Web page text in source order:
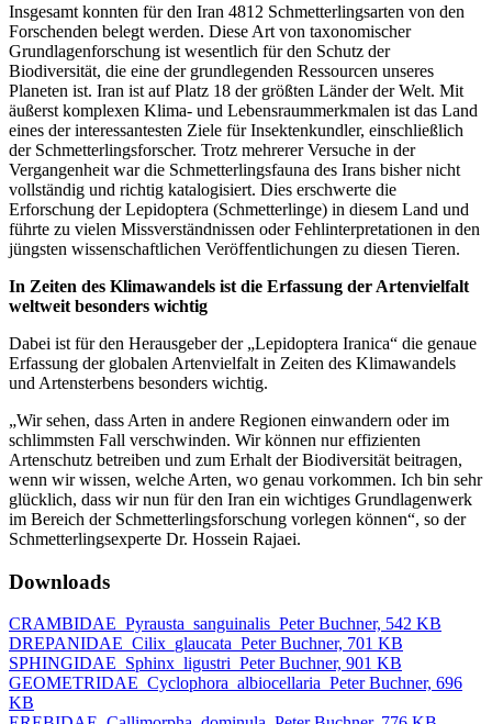
Insgesamt konnten für den Iran 4812 Schmetterlingsarten von den
Forschenden belegt werden. Diese Art von taxonomischer
Grundlagenforschung ist wesentlich für den Schutz der
Biodiversität, die eine der grundlegenden Ressourcen unseres
Planeten ist. Iran ist auf Platz 18 der größten Länder der Welt. Mit
äußerst komplexen Klima- und Lebensraummerkmalen ist das Land
eines der interessantesten Ziele für Insektenkundler, einschließlich
der Schmetterlingsforscher. Trotz mehrerer Versuche in der
Vergangenheit war die Schmetterlingsfauna des Irans bisher nicht
vollständig und richtig katalogisiert. Dies erschwerte die
Erforschung der Lepidoptera (Schmetterlinge) in diesem Land und
führte zu vielen Missverständnissen oder Fehlinterpretationen in den
jüngsten wissenschaftlichen Veröffentlichungen zu diesen Tieren.
In Zeiten des Klimawandels ist die Erfassung der Artenvielfalt
weltweit besonders wichtig
Dabei ist für den Herausgeber der „Lepidoptera Iranica“ die genaue
Erfassung der globalen Artenvielfalt in Zeiten des Klimawandels
und Artensterbens besonders wichtig.
„Wir sehen, dass Arten in andere Regionen einwandern oder im
schlimmsten Fall verschwinden. Wir können nur effizienten
Artenschutz betreiben und zum Erhalt der Biodiversität beitragen,
wenn wir wissen, welche Arten, wo genau vorkommen. Ich bin sehr
glücklich, dass wir nun für den Iran ein wichtiges Grundlagenwerk
im Bereich der Schmetterlingsforschung vorlegen können“, so der
Schmetterlingsexperte Dr. Hossein Rajaei.
Downloads
CRAMBIDAE_Pyrausta_sanguinalis_Peter Buchner, 542 KB
DREPANIDAE_Cilix_glaucata_Peter Buchner, 701 KB
SPHINGIDAE_Sphinx_ligustri_Peter Buchner, 901 KB
GEOMETRIDAE_Cyclophora_albiocellaria_Peter Buchner, 696
KB